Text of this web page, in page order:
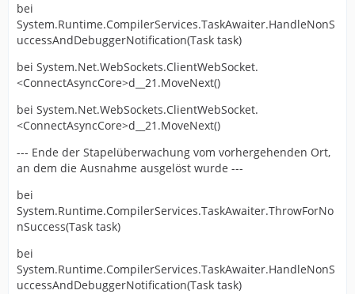
bei
System.Runtime.CompilerServices.TaskAwaiter.HandleNonS
uccessAndDebuggerNotification(Task task)
bei System.Net.WebSockets.ClientWebSocket.
<ConnectAsyncCore>d__21.MoveNext()
bei System.Net.WebSockets.ClientWebSocket.
<ConnectAsyncCore>d__21.MoveNext()
--- Ende der Stapelüberwachung vom vorhergehenden Ort,
an dem die Ausnahme ausgelöst wurde ---
bei
System.Runtime.CompilerServices.TaskAwaiter.ThrowForNo
nSuccess(Task task)
bei
System.Runtime.CompilerServices.TaskAwaiter.HandleNonS
uccessAndDebuggerNotification(Task task)